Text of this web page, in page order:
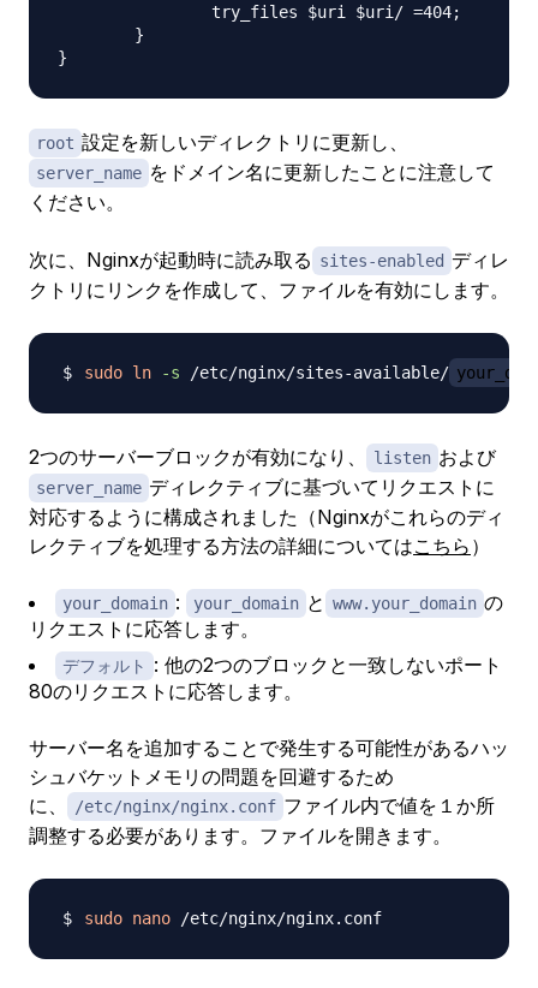
                try_files $uri $uri/ =404;
        }
root 設定を新しいディレクトリに更新し、
server_name をドメイン名に更新したことに注意して
ください。
次に、Nginxが起動時に読み取る sites-enabled ディレ
クトリにリンクを作成して、ファイルを有効にします。
sudo ln -s /etc/nginx/sites-available/
2つのサーバーブロックが有効になり、 listen および
server_name ディレクティブに基づいてリクエストに
対応するように構成されました（Nginxがこれらのディ
レクティブを処理する方法の詳細についてはこちら ）
your_domain : your_domain と www.your_domain の
リクエストに応答します。
デフォルト
: 他の2つのブロックと一致しないポート
80のリクエストに応答します。
サーバー名を追加することで発生する可能性があるハッ
シュバケットメモリの問題を回避するため
に、
/etc/nginx/nginx.conf ファイル内で値を１か所
調整する必要があります。ファイルを開きます。
sudo nano